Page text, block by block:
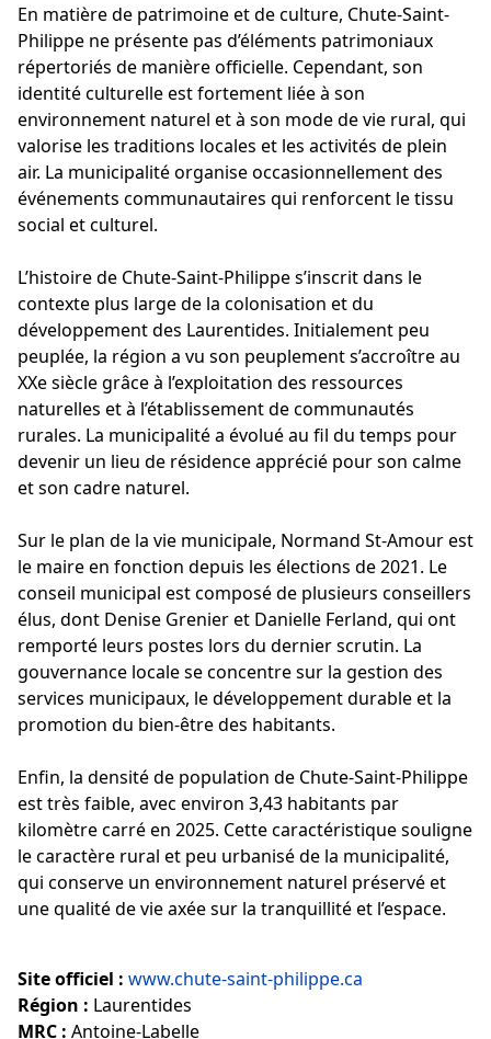
En matière de patrimoine et de culture, Chute-Saint-
Philippe ne présente pas d’éléments patrimoniaux
répertoriés de manière officielle. Cependant, son
identité culturelle est fortement liée à son
environnement naturel et à son mode de vie rural, qui
valorise les traditions locales et les activités de plein
air. La municipalité organise occasionnellement des
événements communautaires qui renforcent le tissu
social et culturel.
L’histoire de Chute-Saint-Philippe s’inscrit dans le
contexte plus large de la colonisation et du
développement des Laurentides. Initialement peu
peuplée, la région a vu son peuplement s’accroître au
XXe siècle grâce à l’exploitation des ressources
naturelles et à l’établissement de communautés
rurales. La municipalité a évolué au fil du temps pour
devenir un lieu de résidence apprécié pour son calme
et son cadre naturel.
Sur le plan de la vie municipale, Normand St-Amour est
le maire en fonction depuis les élections de 2021. Le
conseil municipal est composé de plusieurs conseillers
élus, dont Denise Grenier et Danielle Ferland, qui ont
remporté leurs postes lors du dernier scrutin. La
gouvernance locale se concentre sur la gestion des
services municipaux, le développement durable et la
promotion du bien-être des habitants.
Enfin, la densité de population de Chute-Saint-Philippe
est très faible, avec environ 3,43 habitants par
kilomètre carré en 2025. Cette caractéristique souligne
le caractère rural et peu urbanisé de la municipalité,
qui conserve un environnement naturel préservé et
une qualité de vie axée sur la tranquillité et l’espace.
Site officiel : www.chute-saint-philippe.ca
Région : Laurentides
MRC : Antoine-Labelle